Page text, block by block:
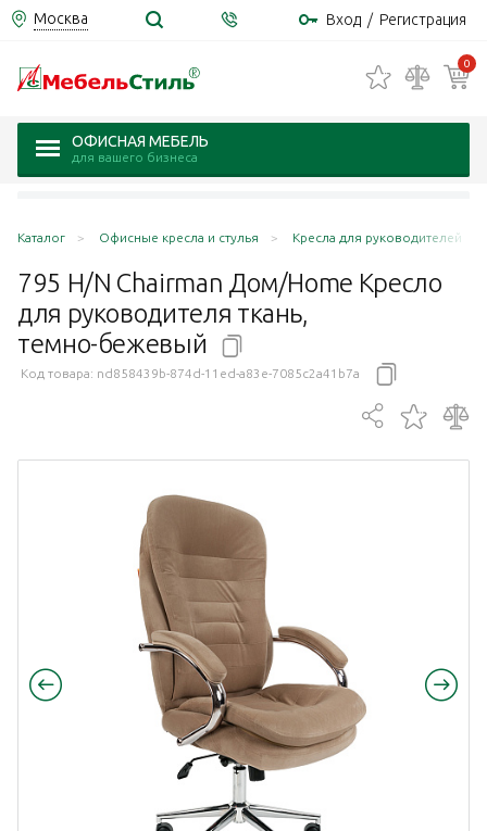
Москва Вход / Регистрация
0
ОФИСНАЯ МЕБЕЛЬ
для вашего бизнеса
Каталог Офисные кресла и стулья Кресла для руководителей
795 Н/N Chairman Дом/Home Кресло
для руководителя ткань,
темно-бежевый
Код товара: nd858439b-874d-11ed-a83e-7085c2a41b7a